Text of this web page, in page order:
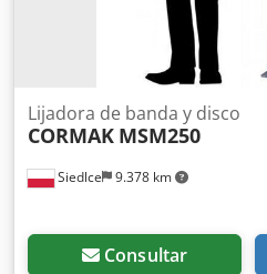
Siedlce 9.378 km
Lijadora de banda y disco
CORMAK MSM250
Consultar